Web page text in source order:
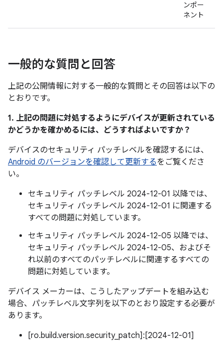
ンポー
ネント
一般的な質問と回答
上記の公開情報に対する一般的な質問とその回答は以下の
とおりです。
1. 上記の問題に対処するようにデバイスが更新されている
かどうかを確かめるには、どうすればよいですか？
デバイスのセキュリティ パッチレベルを確認するには、
Android のバージョンを確認して更新するをご覧くださ
い。
セキュリティ パッチレベル 2024-12-01 以降では、
セキュリティ パッチレベル 2024-12-01 に関連する
すべての問題に対処しています。
セキュリティ パッチレベル 2024-12-05 以降では、
セキュリティ パッチレベル 2024-12-05、およびそ
れ以前のすべてのパッチレベルに関連するすべての
問題に対処しています。
デバイス メーカーは、こうしたアップデートを組み込む
場合、パッチレベル文字列を以下のとおり設定する必要が
あります。
[ro.build.version.security_patch]:[2024-12-01]